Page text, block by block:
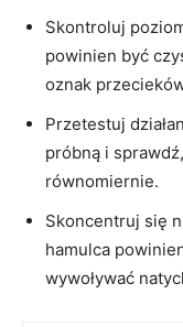
Skontroluj
powinien być
oznak
Przetestuj
próbną ‍i
równomiernie.
Skoncentruj⁣ się
hamulca
wywoływać